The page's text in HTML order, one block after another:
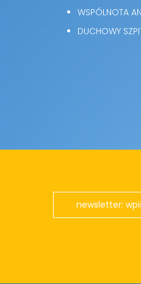
WSPÓLNOTA
DUCHOWY